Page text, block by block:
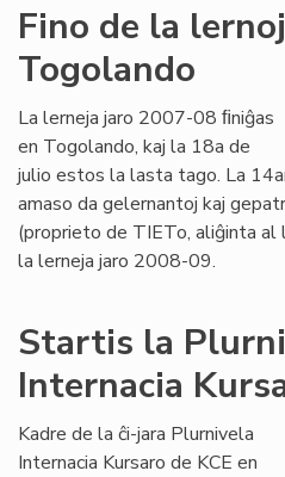
Fino de la
Togolando
La lerneja jaro 2007-08 ﬁniĝas
en Togolando, kaj la 18a de
julio estos la lasta tago. La
amaso da gelernantoj kaj
(proprieto de TIETo, aliĝinta
la lerneja jaro 2008-09.
Startis la
Internacia
Kadre de la ĉi-jara Plurnivela
Internacia Kursaro de KCE en